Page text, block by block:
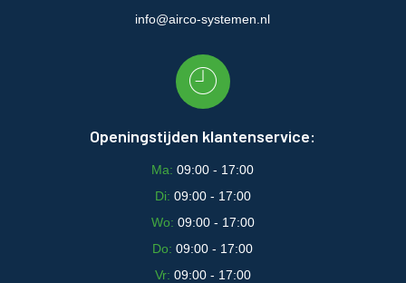
info@airco-systemen.nl
Openingstijden klantenservice:
Ma:09:00 - 17:00
Di: 09:00 - 17:00
Wo: 09:00 - 17:00
Do:09:00 - 17:00
Vr: 09:00 - 17:00